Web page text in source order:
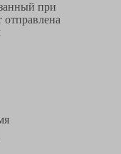
при
отправлена